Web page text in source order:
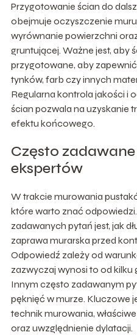
Przygotowanie ścian do
obejmuje oczyszczenie
wyrównanie powierzchni
gruntującej. Ważne jest, aby
przygotowane, aby
tynków, farb czy innych
Regularna kontrola jakości i
ścian pozwala na uzyskanie
efektu końcowego.
Często
ekspertów
W trakcie murowania
które warto znać
zadawanych pytań jest, jak
zaprawa murarska przed
Odpowiedź zależy od
zazwyczaj wynosi to od kilku
Innym często zadawanym
pęknięć w murze. Kluczowe
technik murowania,
oraz uwzględnienie dylatacji.